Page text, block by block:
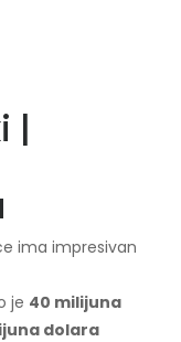
|
ima impresivan
je 40 milijuna
dolara